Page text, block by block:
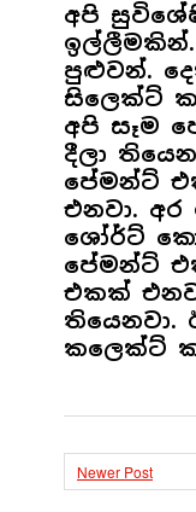
අපි
ඉල්ලීමකින්.
පුළුවන්.
සිලෙක්ට්
අපි සෑම
දීලා
පේමන්ට්
එනවා.
ශෝර්ට්
පේමන්ට්
එකක්
තියෙනවා.
කලෙක්ට්
Newer Post